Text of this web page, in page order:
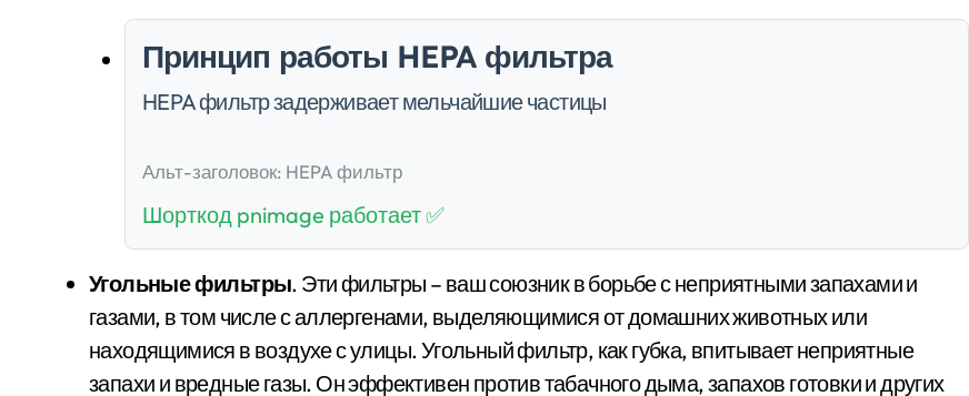
Принцип работы HEPA фильтра
HEPA фильтр задерживает мельчайшие частицы
Альт-заголовок: HEPA фильтр
Шорткод pnimage работает ✅
Угольные фильтры. Эти фильтры – ваш союзник в борьбе с неприятными запахами и
газами, в том числе с аллергенами, выделяющимися от домашних животных или
находящимися в воздухе с улицы. Угольный фильтр, как губка, впитывает неприятные
запахи и вредные газы. Он эффективен против табачного дыма, запахов готовки и других